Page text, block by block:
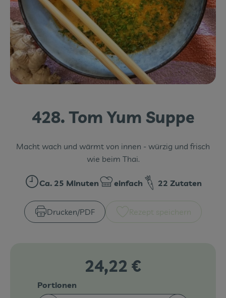
Themenwelten
Obst & Gemüse
Frischetheke
Vorratskammer
Getränke
Über uns
Service
Firmenkunden
428. Tom Yum Suppe
Macht wach und wärmt von innen - würzig und frisch
wie beim Thai.
Zubreitungszeit:
Ca. 25 Minuten
Schwierigkeit:
einfach 22 Zutaten
Drucken​/​PDF Rezept speichern
24,22 €
Portionen